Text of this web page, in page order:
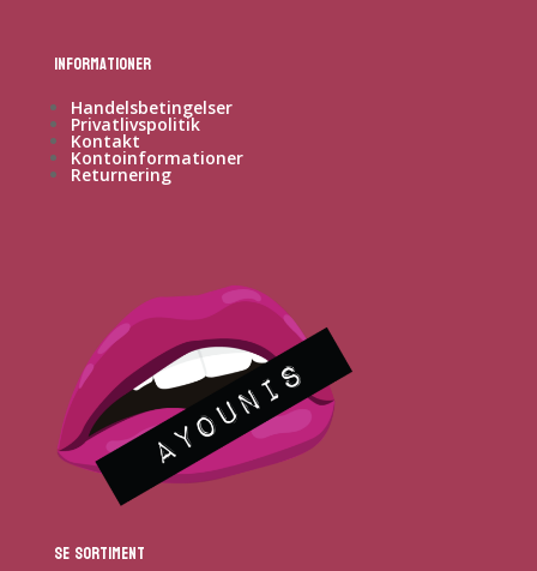
Informationer
Handelsbetingelser
Privatlivspolitik
Kontakt
Kontoinformationer
Returnering
Se sortiment